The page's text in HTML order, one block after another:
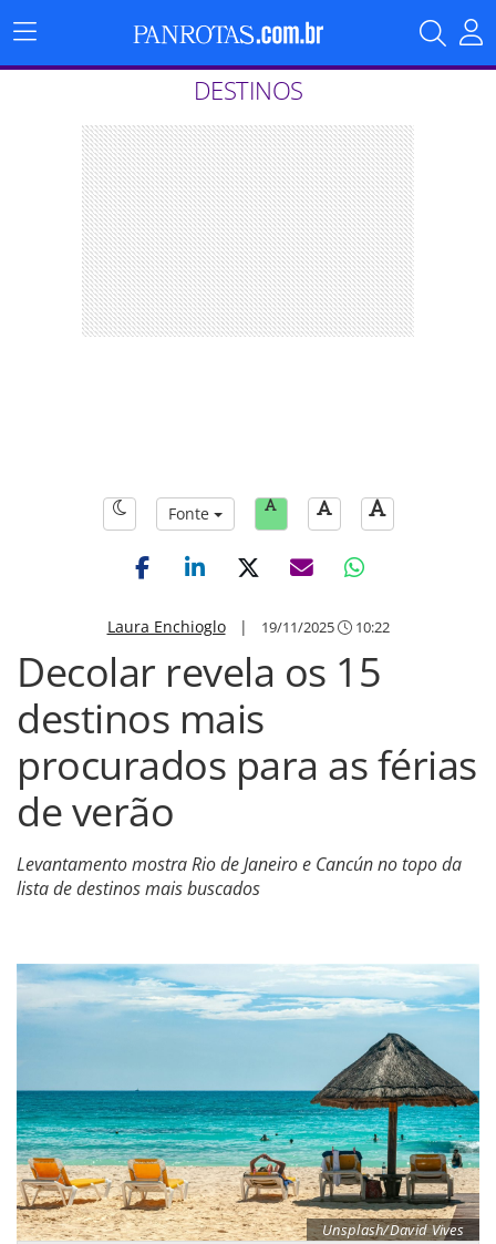
Menu
Principal
DESTINOS
Fonte
Laura Enchioglo| 19/11/2025 10:22
Decolar revela os 15
destinos mais
procurados para as férias
de verão
Levantamento mostra Rio de Janeiro e Cancún no topo da
lista de destinos mais buscados
Unsplash/David Vives